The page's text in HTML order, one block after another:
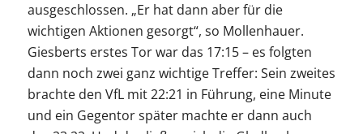
ausgeschlossen. „Er hat dann aber für die
wichtigen Aktionen gesorgt“, so Mollenhauer.
Giesberts erstes Tor war das 17:15 – es folgten
dann noch zwei ganz wichtige Treffer: Sein zweites
brachte den VfL mit 22:21 in Führung, eine Minute
und ein Gegentor später machte er dann auch